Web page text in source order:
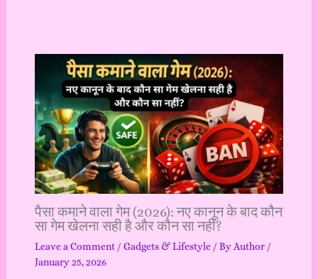
पैसा कमाने वाला गेम (2026): नए कानून के बाद कौन
सा गेम खेलना सही है और कौन सा नहीं?
Leave a Comment / Gadgets & Lifestyle/ By Author /
January 25, 2026